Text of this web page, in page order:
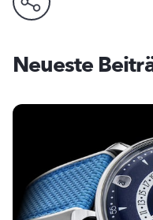
Neueste